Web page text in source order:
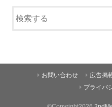
お問い合わせ 広告掲
プライバ